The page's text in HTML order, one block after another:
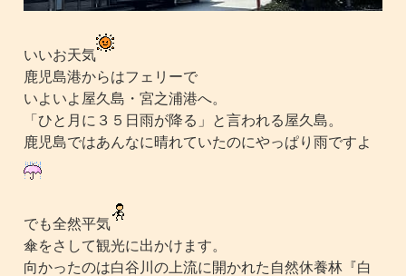
いいお天気
鹿児島港からはフェリーで
いよいよ屋久島・宮之浦港へ。
「ひと月に３５日雨が降る」と言われる屋久島。
鹿児島ではあんなに晴れていたのにやっぱり雨ですよ
でも全然平気
傘をさして観光に出かけます。
向かったのは白谷川の上流に開かれた自然休養林『白